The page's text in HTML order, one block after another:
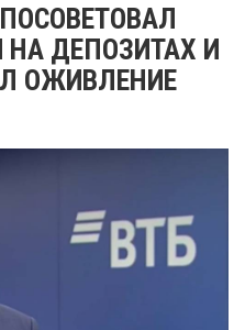
НА ДЕПОЗИТАХ И
ОЖИВЛЕНИЕ